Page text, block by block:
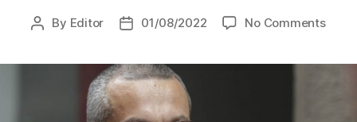
Post
By Editor
Post01/08/2022 No Commentson